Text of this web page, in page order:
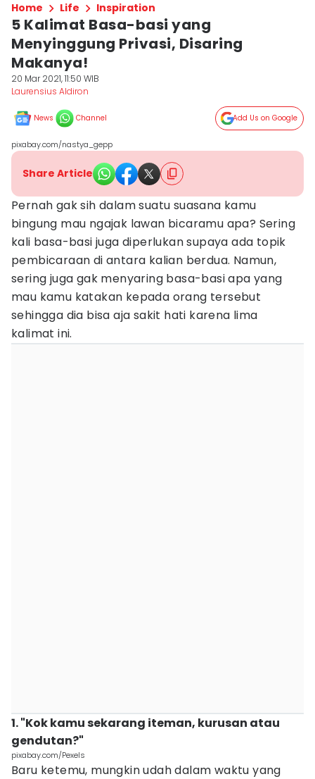
Home Life Inspiration
5 Kalimat Basa-basi yang
Menyinggung Privasi, Disaring
Makanya!
20 Mar 2021, 11:50 WIB
Laurensius Aldiron
News Channel Add Us on Google
pixabay.com/nastya_gepp
Share Article
Pernah gak sih dalam suatu suasana kamu
bingung mau ngajak lawan bicaramu apa? Sering
kali basa-basi juga diperlukan supaya ada topik
pembicaraan di antara kalian berdua. Namun,
sering juga gak menyaring basa-basi apa yang
mau kamu katakan kepada orang tersebut
sehingga dia bisa aja sakit hati karena lima
kalimat ini.
1. "Kok kamu sekarang iteman, kurusan atau
gendutan?"
pixabay.com/Pexels
Baru ketemu, mungkin udah dalam waktu yang